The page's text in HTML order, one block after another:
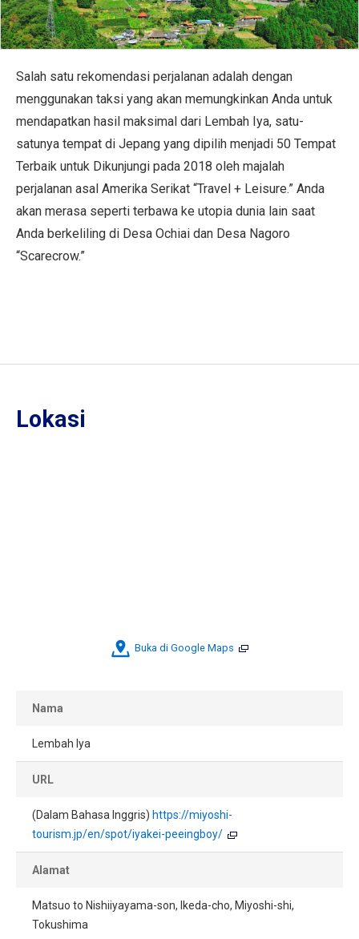
Salah satu rekomendasi perjalanan adalah dengan
menggunakan taksi yang akan memungkinkan Anda untuk
mendapatkan hasil maksimal dari Lembah Iya, satu-
satunya tempat di Jepang yang dipilih menjadi 50 Tempat
Terbaik untuk Dikunjungi pada 2018 oleh majalah
perjalanan asal Amerika Serikat “Travel + Leisure.” Anda
akan merasa seperti terbawa ke utopia dunia lain saat
Anda berkeliling di Desa Ochiai dan Desa Nagoro
“Scarecrow.”
Lokasi
Buka di Google Maps
Nama
Lembah Iya
URL
(Dalam Bahasa Inggris) https://miyoshi-
tourism.jp/en/spot/iyakei-peeingboy/
Alamat
Matsuo to Nishiiyayama-son, Ikeda-cho, Miyoshi-shi,
Tokushima